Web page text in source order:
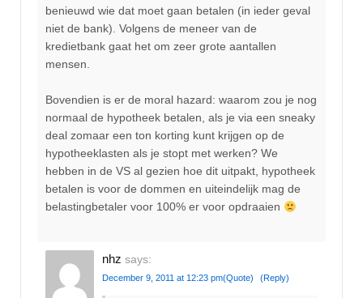
benieuwd wie dat moet gaan betalen (in ieder geval
niet de bank). Volgens de meneer van de
kredietbank gaat het om zeer grote aantallen
mensen.
Bovendien is er de moral hazard: waarom zou je nog
normaal de hypotheek betalen, als je via een sneaky
deal zomaar een ton korting kunt krijgen op de
hypotheeklasten als je stopt met werken? We
hebben in de VS al gezien hoe dit uitpakt, hypotheek
betalen is voor de dommen en uiteindelijk mag de
belastingbetaler voor 100% er voor opdraaien
nhz says:
December 9, 2011 at 12:23 pm(Quote) (Reply)